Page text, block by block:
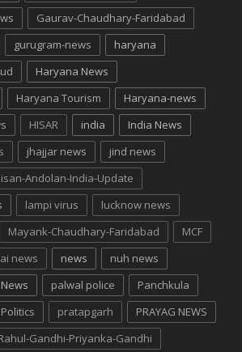
Gaurav-Chaudhary-Faridabad
gurugram-news
haryana
Haryana News
Haryana Tourism
Haryana-news
HISAR india
India News
jhajjar news
jind news
Andolan-India-Update
lampi virus
lucknow news
Mayank-Chaudhary-Faridabad
MCF
news news
nuh news
palwal police
Panchkula
Politics pratapgarh
PRAYAG NEWS
Gandhi-Priyanka-Gandhi